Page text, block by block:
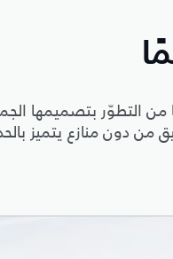
رينج روڤر أكثر من 50 عامًا من
دون منازع يتميز